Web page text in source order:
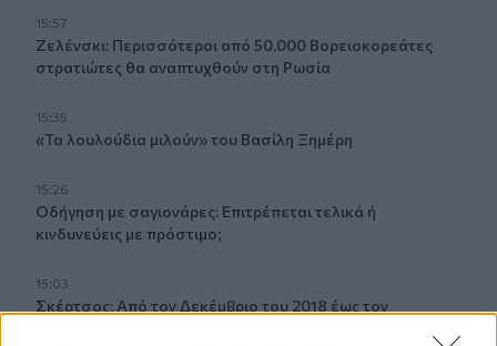
15:57
Ζελένσκι: Περισσότεροι από 50.000 Βορειοκορεάτες
στρατιώτες θα αναπτυχθούν στη Ρωσία
15:35
«Τα λουλούδια μιλούν» του Βασίλη Ξημέρη
15:26
Οδήγηση με σαγιονάρες: Επιτρέπεται τελικά ή
κινδυνεύεις με πρόστιμο;
15:03
Σκέρτσος: Από τον Δεκέμβριο του 2018 έως τον